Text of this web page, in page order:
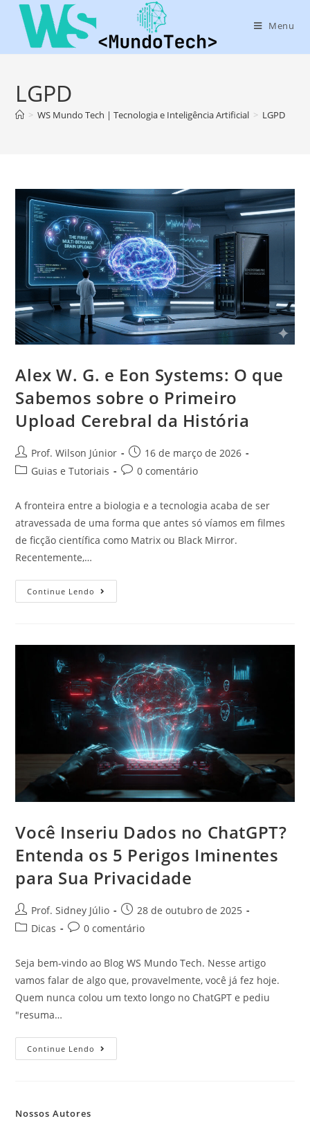
Menu
LGPD
> WS Mundo Tech | Tecnologia e Inteligência Artificial > LGPD
Alex W. G. e Eon Systems: O que
Sabemos sobre o Primeiro
Upload Cerebral da História
Prof. Wilson Júnior
16 de março de 2026
Guias e Tutoriais
0 comentário
A fronteira entre a biologia e a tecnologia acaba de ser
atravessada de uma forma que antes só víamos em filmes
de ficção científica como Matrix ou Black Mirror.
Recentemente,…
Continue Lendo
Você Inseriu Dados no ChatGPT?
Entenda os 5 Perigos Iminentes
para Sua Privacidade
Prof. Sidney Júlio
28 de outubro de 2025
Dicas
0 comentário
Seja bem-vindo ao Blog WS Mundo Tech. Nesse artigo
vamos falar de algo que, provavelmente, você já fez hoje.
Quem nunca colou um texto longo no ChatGPT e pediu
"resuma…
Continue Lendo
Nossos Autores